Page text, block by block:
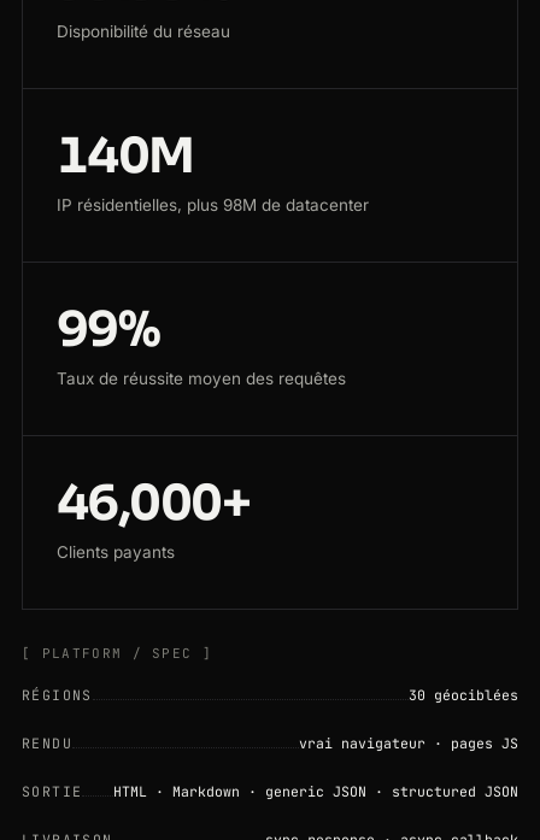
Disponibilité du réseau
140M
IP résidentielles, plus 98M de datacenter
99%
Taux de réussite moyen des requêtes
46,000+
Clients payants
[ PLATFORM / SPEC ]
RÉGIONS 30 géociblées
RENDU vrai navigateur · pages JS
SORTIE HTML · Markdown · generic JSON · structured JSON